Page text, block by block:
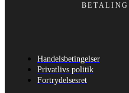
Handelsbetingelser
Privatlivs politik
Fortrydelsesret